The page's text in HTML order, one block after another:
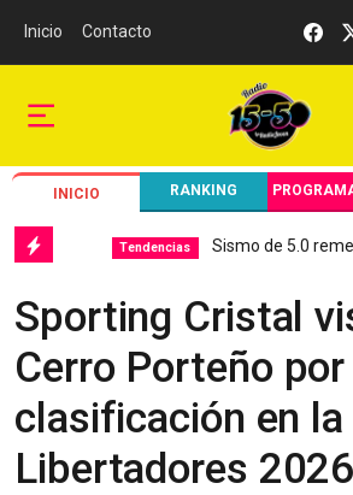
Inicio Contacto
INICIO RANKING
Tendencias Sismo de 5.0 remece
Sporting Cristal
Cerro Porteño
clasificación en la
Libertadores 2026